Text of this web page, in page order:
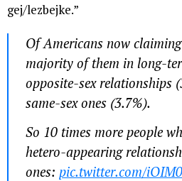
gej/lezbejke.”
Of Americans now
majority of them in long-
opposite-sex relationships
same-sex ones (3.7%).
So 10 times more people
hetero-appearing
ones: pic.twitter.com/